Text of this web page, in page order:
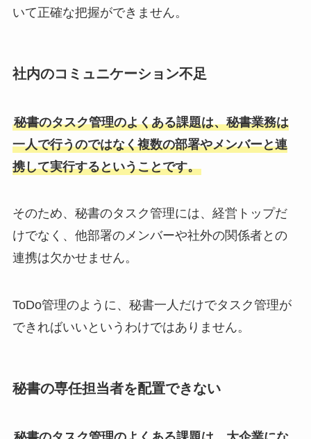
いて正確な把握ができません。
社内のコミュニケーション不足
秘書のタスク管理のよくある課題は、秘書業務は
一人で行うのではなく複数の部署やメンバーと連
携して実行するということです。
そのため、秘書のタスク管理には、経営トップだ
けでなく、他部署のメンバーや社外の関係者との
連携は欠かせません。
ToDo管理のように、秘書一人だけでタスク管理が
できればいいというわけではありません。
秘書の専任担当者を配置できない